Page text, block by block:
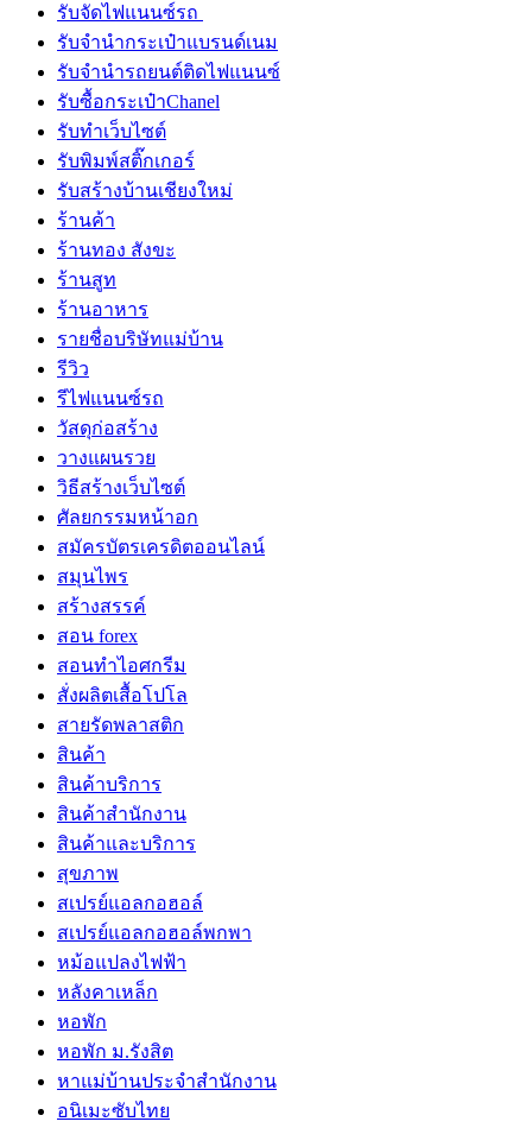
รับจัดไฟแนนซ์รถ
รับจำนำกระเป๋าแบรนด์เนม
รับจํานํารถยนต์ติดไฟแนนซ์
รับซื้อกระเป๋าChanel
รับทําเว็บไซต์
รับพิมพ์สติ๊กเกอร์
รับสร้างบ้านเชียงใหม่
ร้านค้า
ร้านทอง สังขะ
ร้านสูท
ร้านอาหาร
รายชื่อบริษัทแม่บ้าน
รีวิว
รีไฟแนนซ์รถ
วัสดุก่อสร้าง
วางแผนรวย
วิธีสร้างเว็บไซต์
ศัลยกรรมหน้าอก
สมัครบัตรเครดิตออนไลน์
สมุนไพร
สร้างสรรค์
สอน forex
สอนทำไอศกรีม
สั่งผลิตเสื้อโปโล
สายรัดพลาสติก
สินค้า
สินค้าบริการ
สินค้าสํานักงาน
สินค้าและบริการ
สุขภาพ
สเปรย์แอลกอฮอล์
สเปรย์แอลกอฮอล์พกพา
หม้อแปลงไฟฟ้า
หลังคาเหล็ก
หอพัก
หอพัก ม.รังสิต
หาแม่บ้านประจำสำนักงาน
อนิเมะซับไทย